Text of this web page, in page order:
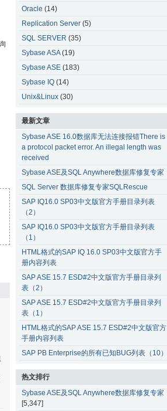
Oracle (14)
Replication Server (5)
SQL SERVER (35)
Sybase ASA(19)
Sybase ASE (183)
Sybase IQ (14)
Unix&Linux (30)
最新文章
Sybase ASE 16.0数据库无法连接报错There is
a protocol packet error. An illegal length was
received
Sybase ASE及SQL Anywhere数据库修复专家
SQL Server 数据库修复专家SQLRescue
SAP IQ16.0 SP03中文版官方手册目录列表
（2）
SAP IQ16.0 SP03中文版官方手册目录列表
（1）
HTML格式的SAP IQ 16.0 SP03中文版官方手
册内容列表
SAP ASE 15.7 ESD#2中文版官方手册目录列
表（2）
SAP ASE 15.7 ESD#2中文版官方手册目录列
表（1）
HTML格式的SAP ASE 15.7 ESD#2中文版官方
手册内容列表
SAP PB Enterprise的所有已知BUG列表（10）
热文排行
Sybase ASE及SQL Anywhere数据库修复专家
[5,347]